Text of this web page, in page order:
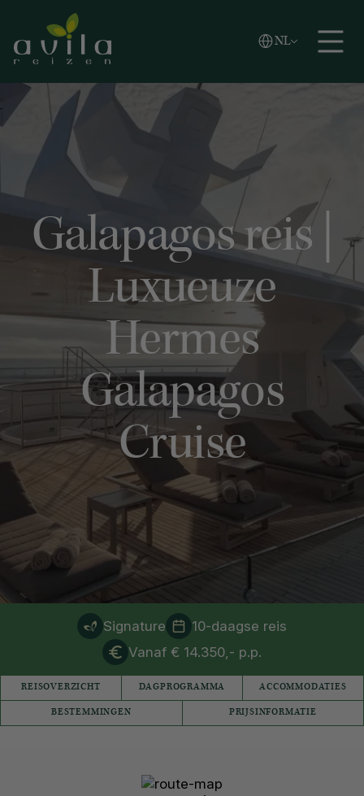
Zoeken
NL
Vlaams
English
Galapagos reis |
Luxueuze
Hermes
Galapagos
Cruise
Signature
10-daagse reis
Vanaf € 14.350,- p.p.
REISOVERZICHT DAGPROGRAMMA ACCOMMODATIES
BESTEMMINGEN PRIJSINFORMATIE